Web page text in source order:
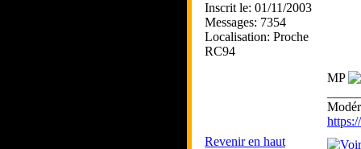
Inscrit le: 01/11/2003
Messages: 7354
Localisation: Proche
RC94
MP
Revenir en haut